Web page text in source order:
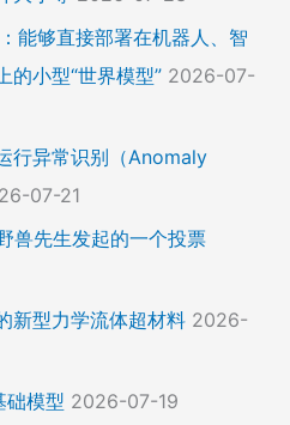
能够直接部署在机器人、智
的小型“世界模型” 2026-07-
行异常识别（Anomaly
07-21
兽先生发起的一个投票
新型力学流体超材料 2026-
础模型 2026-07-19